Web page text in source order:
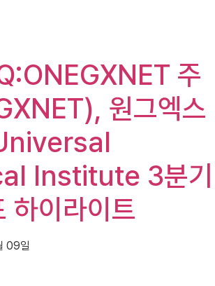
주
원그엑스
Institute 3분기
하이라이트
09일